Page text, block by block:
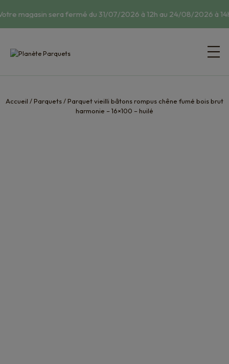
magasin sera fermé du 31/07/2026 à 12h au 24/08/2026 à
Accueil /Parquets/Parquet vieilli bâtons rompus chêne fumé bois brut
harmonie – 16×100 – huilé